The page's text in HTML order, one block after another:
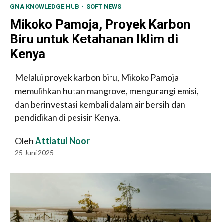
GNA KNOWLEDGE HUB SOFT NEWS
Mikoko Pamoja, Proyek Karbon
Biru untuk Ketahanan Iklim di
Kenya
Melalui proyek karbon biru, Mikoko Pamoja
memulihkan hutan mangrove, mengurangi emisi,
dan berinvestasi kembali dalam air bersih dan
pendidikan di pesisir Kenya.
OlehAttiatul Noor
25 Juni 2025